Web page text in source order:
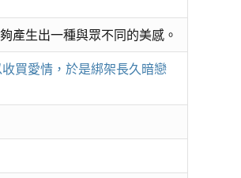
產生出一種與眾不同的美感。
買愛情，於是綁架長久暗戀